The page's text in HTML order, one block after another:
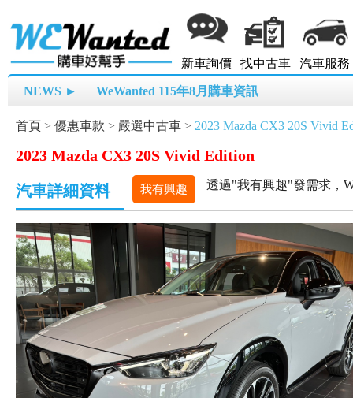
新車詢價 找中古車 汽車服務
NEWS ► WeWanted 115年8月購車資訊
首頁 > 優惠車款 > 嚴選中古車 > 2023 Mazda CX3 20S Vivid
2023 Mazda CX3 20S Vivid Edition
汽車詳細資料 我有興趣 透過"我有興趣"發需求，